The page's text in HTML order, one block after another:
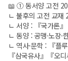
📖 ① 동서양 고전
ㄴ 불후의 고전 교재
ㄴ 서양 : 『국가론
ㄴ 동양 : 공맹·노장
ㄴ 역사·문학 : 『플
『삼국유사』『오디